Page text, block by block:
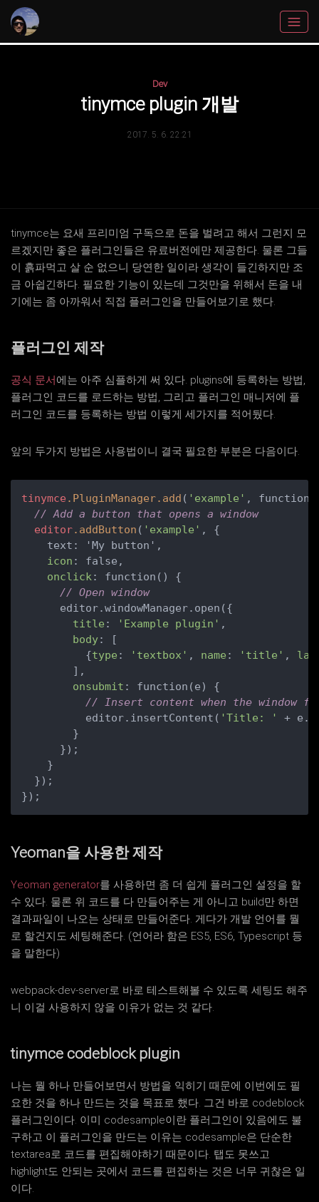
Dev
tinymce plugin 개발
2017. 5. 6. 22:21
tinymce는 요새 프리미엄 구독으로 돈을 벌려고 해서 그런지 모
르겠지만 좋은 플러그인들은 유료버전에만 제공한다. 물론 그들
이 흙파먹고 살 순 없으니 당연한 일이라 생각이 들긴하지만 조
금 아쉽긴하다. 필요한 기능이 있는데 그것만을 위해서 돈을 내
기에는 좀 아까워서 직접 플러그인을 만들어보기로 했다.
플러그인 제작
공식 문서에는 아주 심플하게 써 있다. plugins에 등록하는 방법,
플러그인 코드를 로드하는 방법, 그리고 플러그인 매니저에 플
러그인 코드를 등록하는 방법 이렇게 세가지를 적어뒀다.
앞의 두가지 방법은 사용법이니 결국 필요한 부분은 다음이다.
tinymce .PluginManager.add ( 'example' ,
// Add a button that opens a window
editor.addButton ( 'example' , {
    text: 'My button',
icon : false,
onclick: function() {
// Open window
      editor.windowManager.open({
title : 'Example plugin' ,
body: [
          {
type : 'textbox' , name : 'title' ,
        ],
onsubmit : function(e) {
// Insert content when the window
          editor.insertContent(
'Title: '
+
        }
      });
    }
  });
Yeoman을 사용한 제작
Yeoman generator를 사용하면 좀 더 쉽게 플러그인 설정을 할
수 있다. 물론 위 코드를 다 만들어주는 게 아니고 build만 하면
결과파일이 나오는 상태로 만들어준다. 게다가 개발 언어를 뭘
로 할건지도 세팅해준다. (언어라 함은 ES5, ES6, Typescript 등
을 말한다)
webpack-dev-server로 바로 테스트해볼 수 있도록 세팅도 해주
니 이걸 사용하지 않을 이유가 없는 것 같다.
tinymce codeblock plugin
나는 뭘 하나 만들어보면서 방법을 익히기 때문에 이번에도 필
요한 것을 하나 만드는 것을 목표로 했다. 그건 바로 codeblock
플러그인이다. 이미 codesample이란 플러그인이 있음에도 불
구하고 이 플러그인을 만드는 이유는 codesample은 단순한
textarea로 코드를 편집해야하기 때문이다. 탭도 못쓰고
highlight도 안되는 곳에서 코드를 편집하는 것은 너무 귀찮은 일
이다.